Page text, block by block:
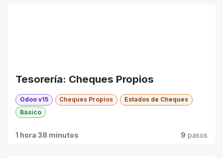
Tesorería: Cheques Propios
Odoo v15 Cheques Propios
Estados de Cheques
Básico
1 hora 38 minutos 9 pasos